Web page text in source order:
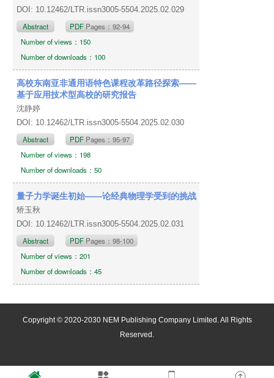
DOI: 10.12462/LTR.issn3005-5504.2025.02.029
Abstract PDF Pages：92-94
Number of views：150
Number of downloads：100
高校东南亚非通用语特色课程改革路径探索——
基于应用技术型高校的研究报告
沈静婷
DOI: 10.12462/LTR.issn3005-5504.2025.02.030
Abstract PDF Pages：95-97
Number of views：198
Number of downloads：50
量子力学诞生初始——论经典物理学受到的挑战
矫玉秋
DOI: 10.12462/LTR.issn3005-5504.2025.02.031
Abstract PDF Pages：98-100
Number of views：201
Number of downloads：45
Copyright © 2020-2030 NEM Publishing Company Limited. All Rights
Reserved.